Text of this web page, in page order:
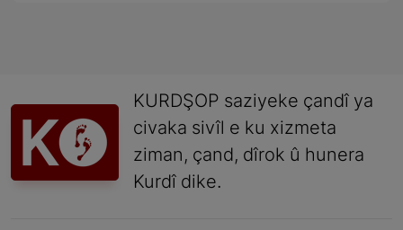
KURDŞOP saziyeke çandî ya
civaka sivîl e ku xizmeta
ziman, çand, dîrok û hunera
Kurdî dike.